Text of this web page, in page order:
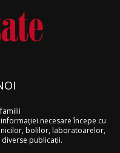
necesare începe cu
bolilor, laboratoarelor,
publicaţii.